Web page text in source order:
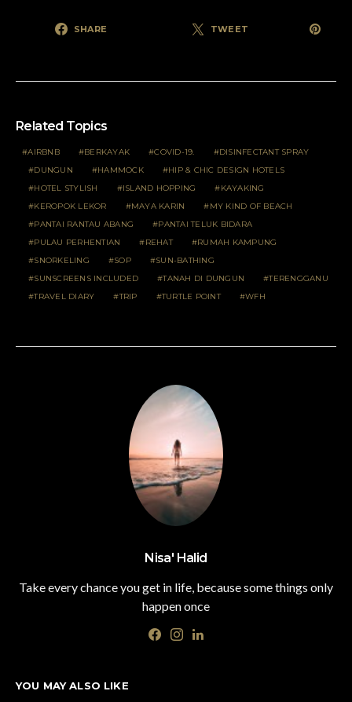
SHARE TWEET
Related Topics
AIRBNB BERKAYAK COVID-19.
DISINFECTANT SPRAY
DUNGUN
HAMMOCK
HIP & CHIC DESIGN HOTELS
HOTEL STYLISH
ISLAND HOPPING
KAYAKING
KEROPOK LEKOR
MAYA KARIN
MY KIND OF BEACH
PANTAI RANTAU ABANG
PANTAI TELUK BIDARA
PULAU PERHENTIAN
REHAT
RUMAH KAMPUNG
SNORKELING
SOP
SUN-BATHING
SUNSCREENS INCLUDED
TANAH DI DUNGUN
TERENGGANU
TRAVEL DIARY
TRIP TURTLE POINT WFH
Nisa' Halid
Take every chance you get in life, because some things only
happen once
YOU MAY ALSO LIKE